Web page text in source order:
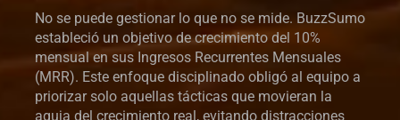
No se puede gestionar lo que no se mide. BuzzSumo
estableció un objetivo de crecimiento del 10%
mensual en sus Ingresos Recurrentes Mensuales
(MRR). Este enfoque disciplinado obligó al equipo a
priorizar solo aquellas tácticas que movieran la
aguja del crecimiento real, evitando distracciones